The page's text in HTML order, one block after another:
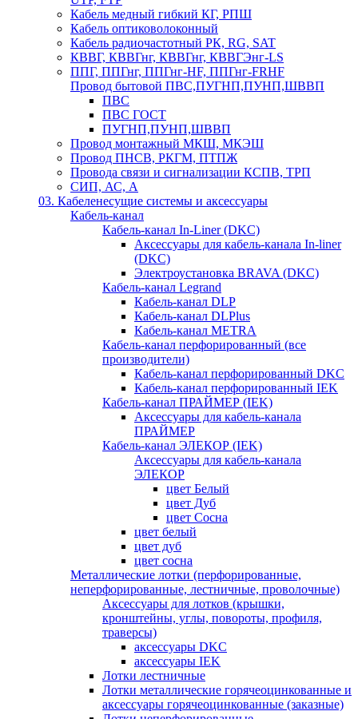
Кабель медный гибкий КГ, РПШ
Кабель оптиковолоконный
Кабель радиочастотный РК, RG, SAT
КВВГ, КВВГнг, КВВГнг, КВВГЭнг-LS
ППГ, ППГнг, ППГнг-HF, ППГнг-FRHF
Провод бытовой ПВС,ПУГНП,ПУНП,ШВВП
ПВС
ПВС ГОСТ
ПУГНП,ПУНП,ШВВП
Провод монтажный МКШ, МКЭШ
Провод ПНСВ, РКГМ, ПТПЖ
Провода связи и сигнализации КСПВ, ТРП
СИП, АС, А
03. Кабеленесущие системы и аксессуары
Кабель-канал
Кабель-канал In-Liner (DKC)
Аксессуары для кабель-канала In-liner
(DKC)
Электроустановка BRAVA (DKC)
Кабель-канал Legrand
Кабель-канал DLP
Кабель-канал DLPlus
Кабель-канал METRA
Кабель-канал перфорированный (все
производители)
Кабель-канал перфорированный DKC
Кабель-канал перфорированный IEK
Кабель-канал ПРАЙМЕР (IEK)
Аксессуары для кабель-канала
ПРАЙМЕР
Кабель-канал ЭЛЕКОР (IEK)
Аксессуары для кабель-канала
ЭЛЕКОР
цвет Белый
цвет Дуб
цвет Сосна
цвет белый
цвет дуб
цвет сосна
Металлические лотки (перфорированные,
неперфорированные, лестничные, проволочные)
Аксессуары для лотков (крышки,
кронштейны, углы, повороты, профиля,
траверсы)
аксессуары DKC
аксессуары IEK
Лотки лестничные
Лотки металлические горячеоцинкованные и
аксессуары горячеоцинкованные (заказные)